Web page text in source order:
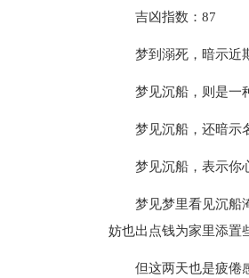
吉凶指数：87
梦到溺死，暗示近
梦见沉船，则是一
梦见沉船，还暗示
梦见沉船，表示你
梦见梦里看见沉船
妨也出点钱为家里添置
但这两天也是疲倦